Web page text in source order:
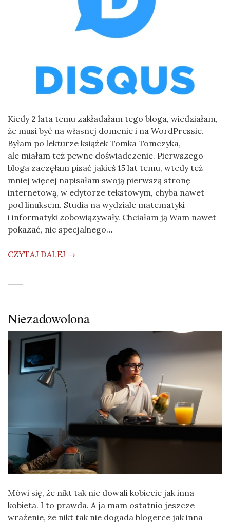
Kiedy 2 lata temu zakładałam tego bloga, wiedziałam,
że musi być na własnej domenie i na WordPressie.
Byłam po lekturze książek Tomka Tomczyka,
ale miałam też pewne doświadczenie. Pierwszego
bloga zaczęłam pisać jakieś 15 lat temu, wtedy też
mniej więcej napisałam swoją pierwszą stronę
internetową, w edytorze tekstowym, chyba nawet
pod linuksem. Studia na wydziale matematyki
i informatyki zobowiązywały. Chciałam ją Wam nawet
pokazać, nic specjalnego…
CZYTAJ DALEJ →
Niezadowolona
Mówi się, że nikt tak nie dowali kobiecie jak inna
kobieta. I to prawda. A ja mam ostatnio jeszcze
wrażenie, że nikt tak nie dogada blogerce jak inna